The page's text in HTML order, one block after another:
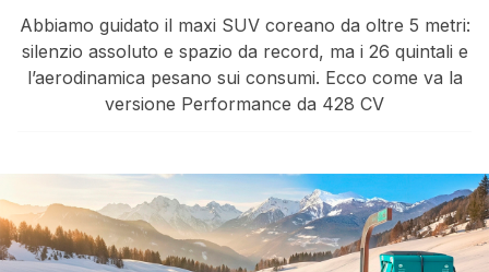
Abbiamo guidato il maxi SUV coreano da oltre 5 metri:
silenzio assoluto e spazio da record, ma i 26 quintali e
l’aerodinamica pesano sui consumi. Ecco come va la
versione Performance da 428 CV